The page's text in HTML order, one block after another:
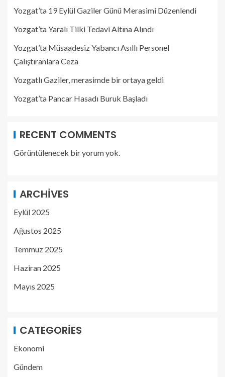
Yozgat’ta 19 Eylül Gaziler Günü Merasimi Düzenlendi
Yozgat’ta Yaralı Tilki Tedavi Altına Alındı
Yozgat’ta Müsaadesiz Yabancı Asıllı Personel
Çalıştıranlara Ceza
Yozgatlı Gaziler, merasimde bir ortaya geldi
Yozgat’ta Pancar Hasadı Buruk Başladı
RECENT COMMENTS
Görüntülenecek bir yorum yok.
ARCHIVES
Eylül 2025
Ağustos 2025
Temmuz 2025
Haziran 2025
Mayıs 2025
CATEGORIES
Ekonomi
Gündem